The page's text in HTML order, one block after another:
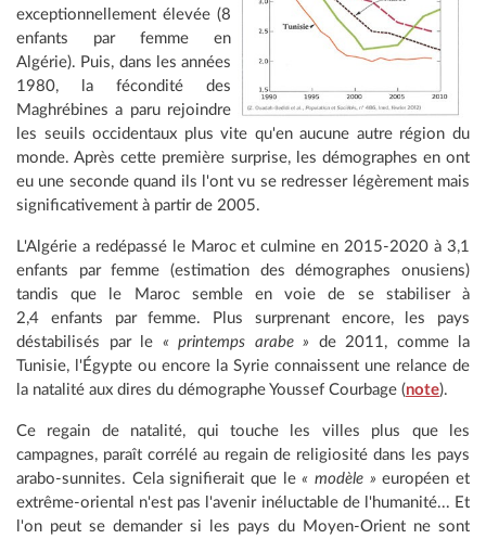
exceptionnellement élevée (8
enfants par femme en
Algérie). Puis, dans les années
1980, la fécondité des
Maghrébines a paru rejoindre
les seuils occidentaux plus vite qu'en aucune autre région du
monde. Après cette première surprise, les démographes en ont
eu une seconde quand ils l'ont vu se redresser légèrement mais
significativement à partir de 2005.
L'Algérie a redépassé le Maroc et culmine en 2015-2020 à 3,1
enfants par femme (estimation des démographes onusiens)
tandis que le Maroc semble en voie de se stabiliser à
2,4 enfants par femme. Plus surprenant encore, les pays
déstabilisés par le « printemps arabe » de 2011, comme la
Tunisie, l'Égypte ou encore la Syrie connaissent une relance de
la natalité aux dires du démographe Youssef Courbage (note).
Ce regain de natalité, qui touche les villes plus que les
campagnes, paraît corrélé au regain de religiosité dans les pays
arabo-sunnites. Cela signifierait que le« modèle » européen et
extrême-oriental n'est pas l'avenir inéluctable de l'humanité... Et
l'on peut se demander si les pays du Moyen-Orient ne sont